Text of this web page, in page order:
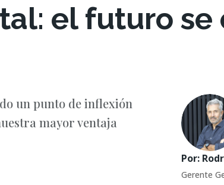
el futuro se
un punto de inflexión
mayor ventaja
Por:
Gerente